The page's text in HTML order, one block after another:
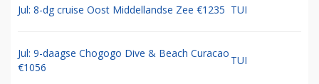
Jul: 8-dg cruise Oost Middellandse Zee €1235 TUI
Jul: 9-daagse Chogogo Dive & Beach Curacao
€1056
TUI